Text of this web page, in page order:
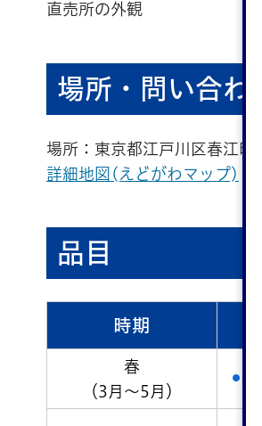
直売所の外観
場所・問い合わ
場所：東京都江戸川区春江町
詳細地図(えどがわマップ)
品目
時期
春
（3月～5月）